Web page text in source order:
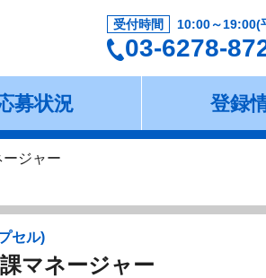
受付時間 10:00～19:00(
03-6278-
募状況 登録
ジャー
セル)
マネージャー